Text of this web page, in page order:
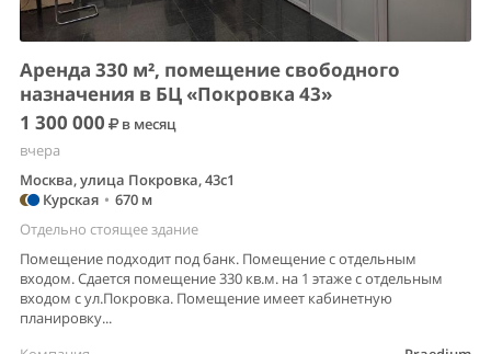
Аренда 330 м², помещение свободного
назначения в БЦ «Покровка 43»
1 300 000
в месяц
вчера
Москва, улица Покровка, 43с1
Курская • 670 м
Отдельно стоящее здание
Помещение подходит под банк. Помещение с отдельным
входом. Сдается помещение 330 кв.м. на 1 этаже с отдельным
входом с ул.Покровка. Помещение имеет кабинетную
планировку...